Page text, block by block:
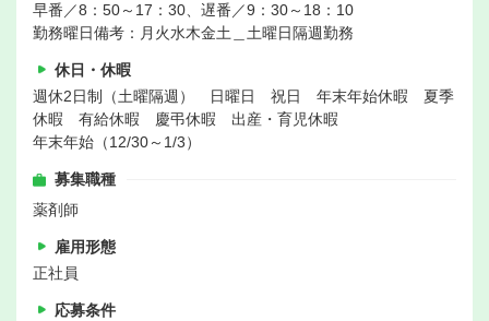
早番／8：50～17：30、遅番／9：30～18：10
勤務曜日備考：月火水木金土＿土曜日隔週勤務
休日・休暇
週休2日制（土曜隔週） 日曜日 祝日 年末年始休暇 夏季
休暇 有給休暇 慶弔休暇 出産・育児休暇
年末年始（12/30～1/3）
募集職種
薬剤師
雇用形態
正社員
応募条件